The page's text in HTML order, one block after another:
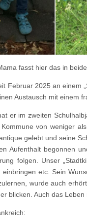
fasst hier das in
Februar 2025 an einem
Austausch mit einem
er im zweiten
von weniger
gelebt und seine
Aufenthalt begonnen
folgen. Unser
etc. Sein
wurde auch
blicken. Auch das